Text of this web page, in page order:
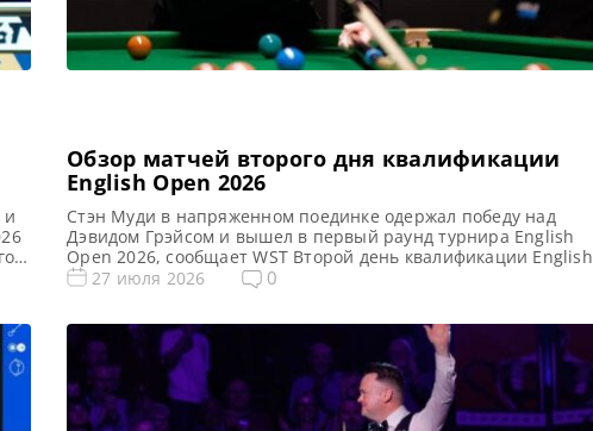
и
Обзор матчей второго дня квалификации
English Open 2026
Стэн Муди в напряженном поединке одержал победу над
Дэвидом Грэйсом и вышел в первый раунд турнира English
Open 2026, сообщает WST Второй день квалификации English
Open 2026 по снукеру ознаменовался упорной борьбой. Стэн
место в финальных этапах турнира в […]
27 июля 2026 0